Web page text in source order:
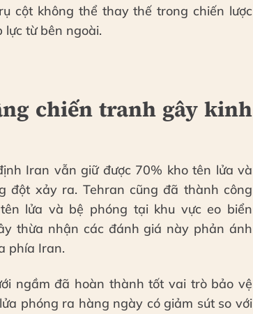
cột không thể thay thế trong chiến lược
từ bên ngoài.
chiến tranh gây kinh
Iran vẫn giữ được 70% kho tên lửa và
đột xảy ra. Tehran cũng đã thành công
lửa và bệ phóng tại khu vực eo biển
thừa nhận các đánh giá này phản ánh
phía Iran.
ngầm đã hoàn thành tốt vai trò bảo vệ
phóng ra hàng ngày có giảm sút so với